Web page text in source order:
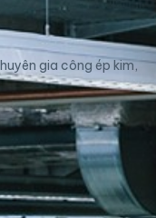
gia công ép kim,